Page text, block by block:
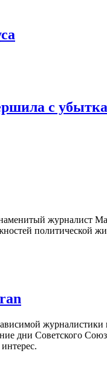
c
журналист
политической
дни Советского